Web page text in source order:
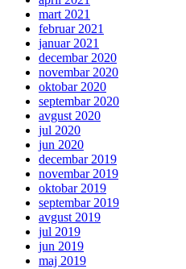
mart 2021
februar 2021
januar 2021
decembar 2020
novembar 2020
oktobar 2020
septembar 2020
avgust 2020
jul 2020
jun 2020
decembar 2019
novembar 2019
oktobar 2019
septembar 2019
avgust 2019
jul 2019
jun 2019
maj 2019